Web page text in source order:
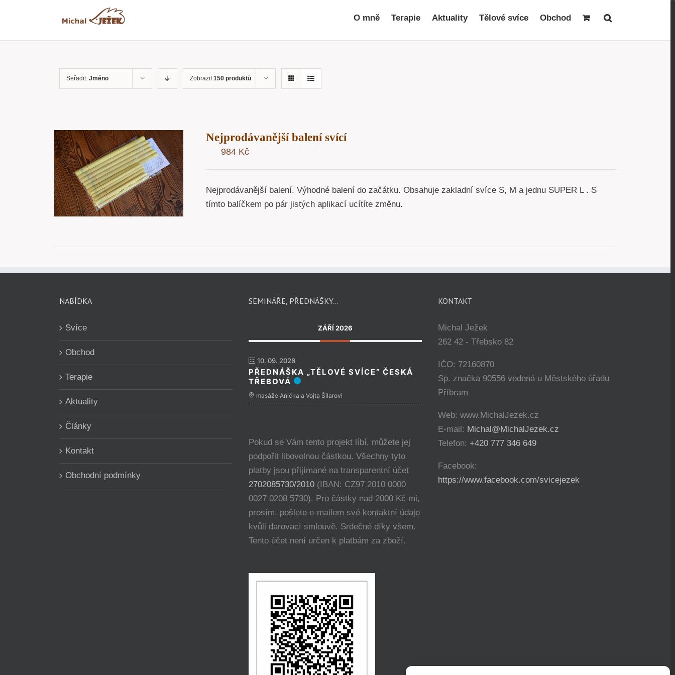
O mně Terapie Aktuality Tělové svíce Obchod
Seřadit: Jméno Zobrazit150 produktů
Nejprodávanější balení svící
984 Kč
Nejprodávanější balení. Výhodné balení do začátku. Obsahuje zakladní svíce S, M a jednu SUPER L . S
tímto balíčkem po pár jistých aplikací ucítíte změnu.
NABÍDKA
Svíce
Obchod
Terapie
Aktuality
Články
Kontakt
Obchodní podmínky
SEMINÁŘE, PŘEDNÁŠKY…
ZÁŘÍ 2026
10. 09. 2026
PŘEDNÁŠKA „TĚLOVÉ SVÍCE“ ČESKÁ
TŘEBOVÁ
masáže Anička a Vojta Šilarovi
Pokud se Vám tento projekt líbí, můžete jej
podpořit libovolnou částkou. Všechny tyto
platby jsou přijímané na transparentní účet
2702085730/2010(IBAN: CZ97 2010 0000
0027 0208 5730). Pro částky nad 2000 Kč mi,
prosím, pošlete e-mailem své kontaktní údaje
kvůli darovací smlouvě. Srdečné díky všem.
Tento účet není určen k platbám za zboží.
KONTAKT
Michal Ježek
262 42 - Třebsko 82
IČO: 72160870
Sp. značka 90556 vedená u Městského úřadu
Příbram
Web: www.MichalJezek.cz
E-mail: Michal@MichalJezek.cz
Telefon: +420 777 346 649
Facebook:
https://www.facebook.com/svicejezek